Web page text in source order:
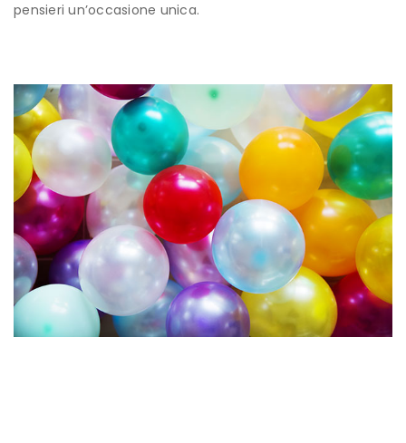
pensieri un’occasione unica.